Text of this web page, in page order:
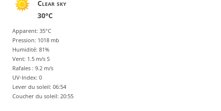
Clear sky
30°C
Apparent: 35°C
Pression: 1018 mb
Humidité: 81%
Vent: 1.5 m/s S
Rafales : 9.2 m/s
UV-Index: 0
Lever du soleil: 06:54
Coucher du soleil: 20:55